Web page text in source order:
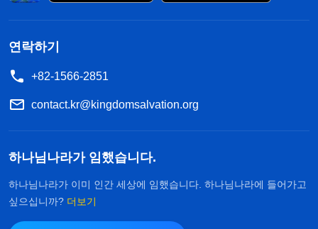
연락하기
+82-1566-2851
contact.kr@kingdomsalvation.org
하나님나라가 임했습니다.
하나님나라가 이미 인간 세상에 임했습니다. 하나님나라에 들어가고
싶으십니까? 더보기